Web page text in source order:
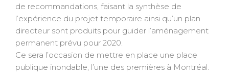
de recommandations, faisant la synthèse de
l’expérience du projet temporaire ainsi qu’un plan
directeur sont produits pour guider l’aménagement
permanent prévu pour 2020.
Ce sera l’occasion de mettre en place une place
publique inondable, l’une des premières à Montréal.